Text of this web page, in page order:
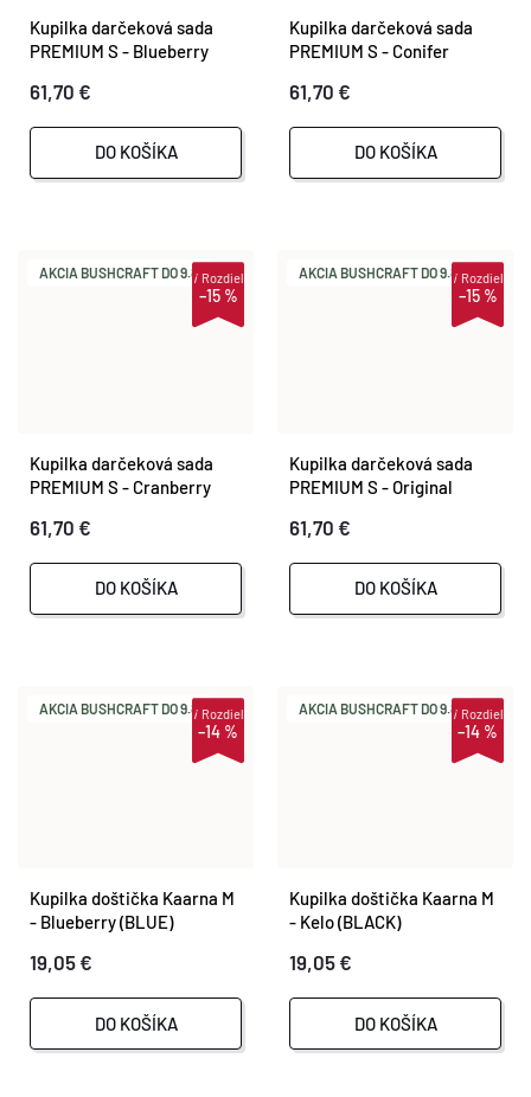
Kupilka darčeková sada
PREMIUM S - Blueberry
61,70 €
DO KOŠÍKA
Kupilka darčeková sada
PREMIUM S - Conifer
61,70 €
DO KOŠÍKA
AKCIA BUSHCRAFT DO 9.8.
–15 %
iRozdiel
Kupilka darčeková sada
PREMIUM S - Cranberry
61,70 €
DO KOŠÍKA
AKCIA BUSHCRAFT DO 9.8.
–15 %
iRozdiel
Kupilka darčeková sada
PREMIUM S - Original
61,70 €
DO KOŠÍKA
AKCIA BUSHCRAFT DO 9.8.
–14 %
iRozdiel
Kupilka doštička Kaarna M
- Blueberry (BLUE)
19,05 €
DO KOŠÍKA
AKCIA BUSHCRAFT DO 9.8.
–14 %
iRozdiel
Kupilka doštička Kaarna M
- Kelo (BLACK)
19,05 €
DO KOŠÍKA